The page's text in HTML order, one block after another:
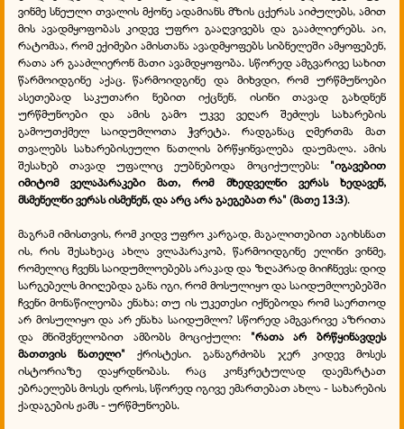
ვინმე სნეული თვალის მქონე ადამიანს მზის ცქერას აიძულებს, ამით
მის ავადმყოფობას კიდევ უფრო გააღვივებს და გააძლიერებს. აი,
რატომაა, რომ ექიმები ამისთანა ავადმყოფებს სიბნელეში ამყოფებენ,
რათა არ გააძლიერონ მათი ავამდყოფობა. სწორედ ამგვარივე სახით
წარმოიდგინე აქაც. წარმოიდგინე და მიხვდი, რომ ურწმუნოები
ასეთებად საკუთარი ნებით
იქცნენ, ისინი თავად გახდნენ
ურწმუნოები და ამის გამო უკვე ვეღარ შეძლეს სახარების
გამოუთქმელ საიდუმლოთა ჭვრეტა. რადგანაც ღმერთმა მათ
თვალებს სახარებისეული ნათლის ბრწყინვალება დაუმალა. ამის
შესახებ თავად უფალიც ეუბნებოდა მოციქულებს: "იგავებით
იმიტომ ველაპარაკები მათ, რომ მხედველნი ვერას ხედავენ,
მსმენელნი ვერას ისმენენ, და არც არა გაეგებათ რა" (მათე 13:3).
მაგრამ იმისთვის, რომ კიდვ უფრო კარგად, მაგალითებით აგიხსნათ
ის, რის შესახეაც ახლა ვლაპარაკობ, წარმოიდგინე ელინი ვინმე,
რომელიც ჩვენს საიდუმლოებებს არაკად და ზღაპრად მიიჩნევს: დიდ
სარგებელს მიიღებდა განა იგი, რომ მოსულიყო და საიდუმლოებებში
ჩვენი მონაწილეობა ენახა; თუ ის უკეთესი იქნებოდა რომ საერთოდ
არ მოსულიყო და არ ენახა საიდუმლო? სწორედ ამგვარივე აზრითა
და
მნიშვნელობით ამბობს მოციქული: "რათა არ ბრწყინავდეს
მათთვის ნათელი" ქრისტესი. განაგრძობს ჯერ კიდევ მოსეს
ისტორიაზე დაყრდნობას. რაც კონკრეტულად დაემარტათ
ებრაელებს მოსეს დროს, სწორედ იგივე ემართებათ ახლა - სახარების
ქადაგების ჟამს - ურწმუნოებს.